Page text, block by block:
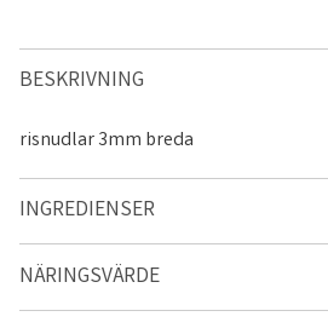
BESKRIVNING
risnudlar 3mm breda
INGREDIENSER
NÄRINGSVÄRDE